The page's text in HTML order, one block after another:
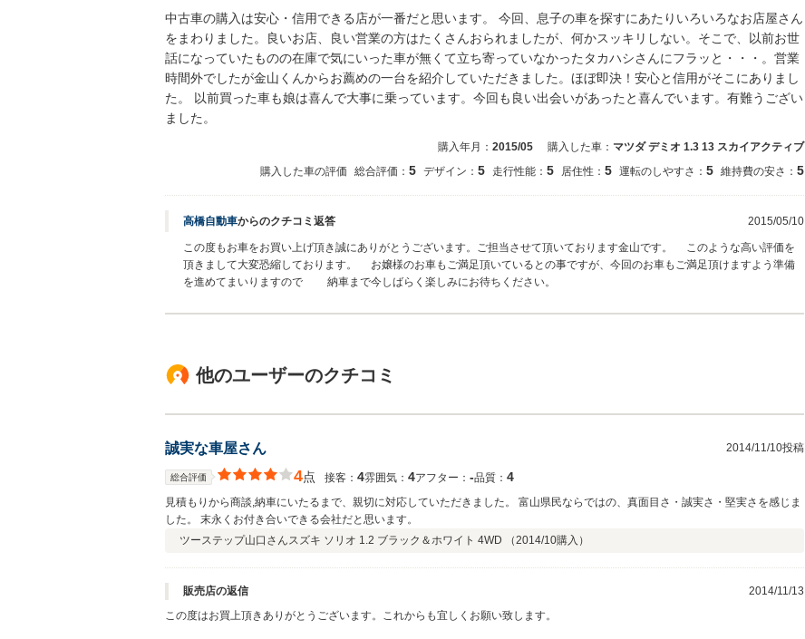
中古車の購入は安心・信用できる店が一番だと思います。 今回、息子の車を探すにあたりいろいろなお店屋さん
をまわりました。良いお店、良い営業の方はたくさんおられましたが、何かスッキリしない。そこで、以前お世
話になっていたものの在庫で気にいった車が無くて立ち寄っていなかったタカハシさんにフラッと・・・。営業
時間外でしたが金山くんからお薦めの一台を紹介していただきました。ほぼ即決！安心と信用がそこにありまし
た。 以前買った車も娘は喜んで大事に乗っています。今回も良い出会いがあったと喜んでいます。有難うござい
ました。
購入年月： 2015/05 購入した車： マツダ デミオ 1.3 13 スカイアクティブ
購入した車の評価
総合評価： 5 デザイン： 5 走行性能： 5 居住性： 5 運転のしやすさ： 5 維持費の安さ： 5
高橋自動車からのクチコミ返答 2015/05/10
この度もお車をお買い上げ頂き誠にありがとうございます。ご担当させて頂いております金山です。 このような高い評価を
頂きまして大変恐縮しております。 お嬢様のお車もご満足頂いているとの事ですが、今回のお車もご満足頂けますよう準備
を進めてまいりますので 納車まで今しばらく楽しみにお待ちください。
他のユーザーのクチコミ
誠実な車屋さん 2014/11/10投稿
総合評価 4点 接客： 4雰囲気： 4アフター： ‐品質： 4
見積もりから商談,納車にいたるまで、親切に対応していただきました。 富山県民ならではの、真面目さ・誠実さ・堅実さを感じま
した。 末永くお付き合いできる会社だと思います。
ツーステップ山口さんスズキ ソリオ 1.2 ブラック＆ホワイト 4WD （2014/10購入）
販売店の返信
2014/11/13
この度はお買上頂きありがとうございます。これからも宜しくお願い致します。